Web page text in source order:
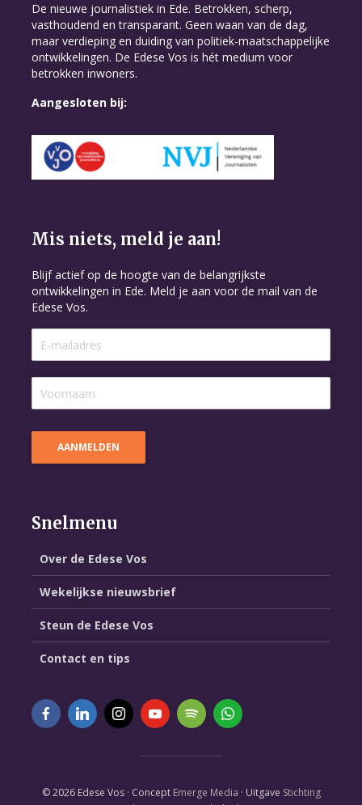
De nieuwe journalistiek in Ede. Betrokken, scherp,
vasthoudend en transparant. Geen waan van de dag,
maar verdieping en duiding van politiek-maatschappelijke
ontwikkelingen. De Edese Vos is hét medium voor
betrokken inwoners.
Aangesloten bij:
Mis niets, meld je aan!
Blijf actief op de hoogte van de belangrijkste
ontwikkelingen in Ede. Meld je aan voor de mail van de
Edese Vos.
Snelmenu
Over de Edese Vos
Wekelijkse nieuwsbrief
Steun de Edese Vos
Contact en tips
© 2026 Edese Vos · Concept Emerge Media · Uitgave Stichting